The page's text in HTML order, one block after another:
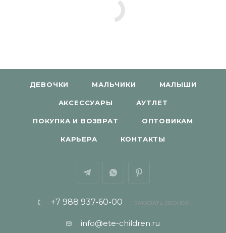
ДЕВОЧКИ МАЛЬЧИКИ МАЛЫШИ
АКСЕССУАРЫ АУТЛЕТ
ПОКУПКА И ВОЗВРАТ ОПТОВИКАМ
КАРЬЕРА КОНТАКТЫ
+7 988 937-60-00 ЗАКАЗАТЬ ЗВОНОК
info@ete-children.ru